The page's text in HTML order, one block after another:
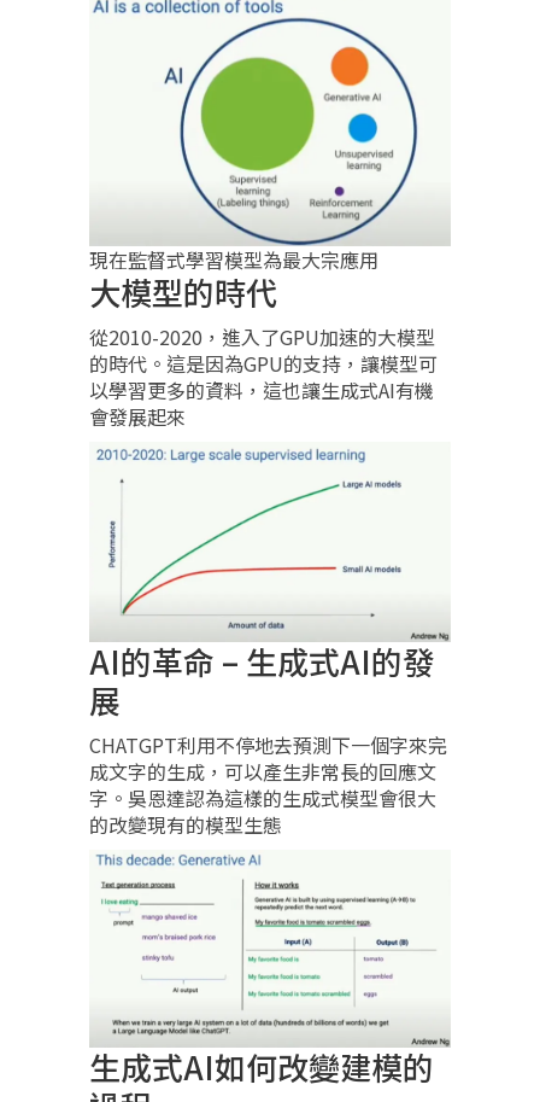
現在監督式學習模型為最大宗應用
大模型的時代
從2010-2020，進入了GPU加速的大模型
的時代。這是因為GPU的支持，讓模型可
以學習更多的資料，這也讓生成式AI有機
會發展起來
AI的革命 – 生成式AI的發
展
CHATGPT利用不停地去預測下一個字來完
成文字的生成，可以產生非常長的回應文
字。吳恩達認為這樣的生成式模型會很大
的改變現有的模型生態
生成式AI如何改變建模的